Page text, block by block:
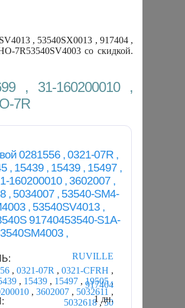
, 53540SX0013 , 917404 ,
7R53540SV4003 со скидкой.
, 31-160200010 ,
7R
0281556 , 0321-07R ,
, 15439 , 15439 , 15497 ,
160200010 , 3602007 ,
, 5034007 , 53540-SM4-
, 53540SV4013 ,
91740453540-S1A-
,
RUVILLE
, 0321-07R , 0321-CFRH ,
, 15439 , 15497 , 19505,
, 3602007 , 5032611 ,
5032618,50
917404
1 дн.